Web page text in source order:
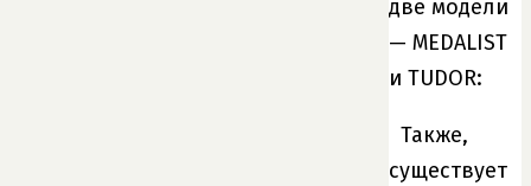
две модели
— MEDALIST
и TUDOR:
Также,
существует